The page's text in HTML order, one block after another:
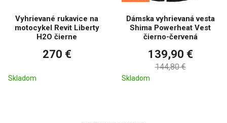
Vyhrievané rukavice na
motocykel Revit Liberty
H2O čierne
270 €
Skladom
Dámska vyhrievaná vesta
Shima Powerheat Vest
čierno-červená
139,90 €
144,80 €
Skladom